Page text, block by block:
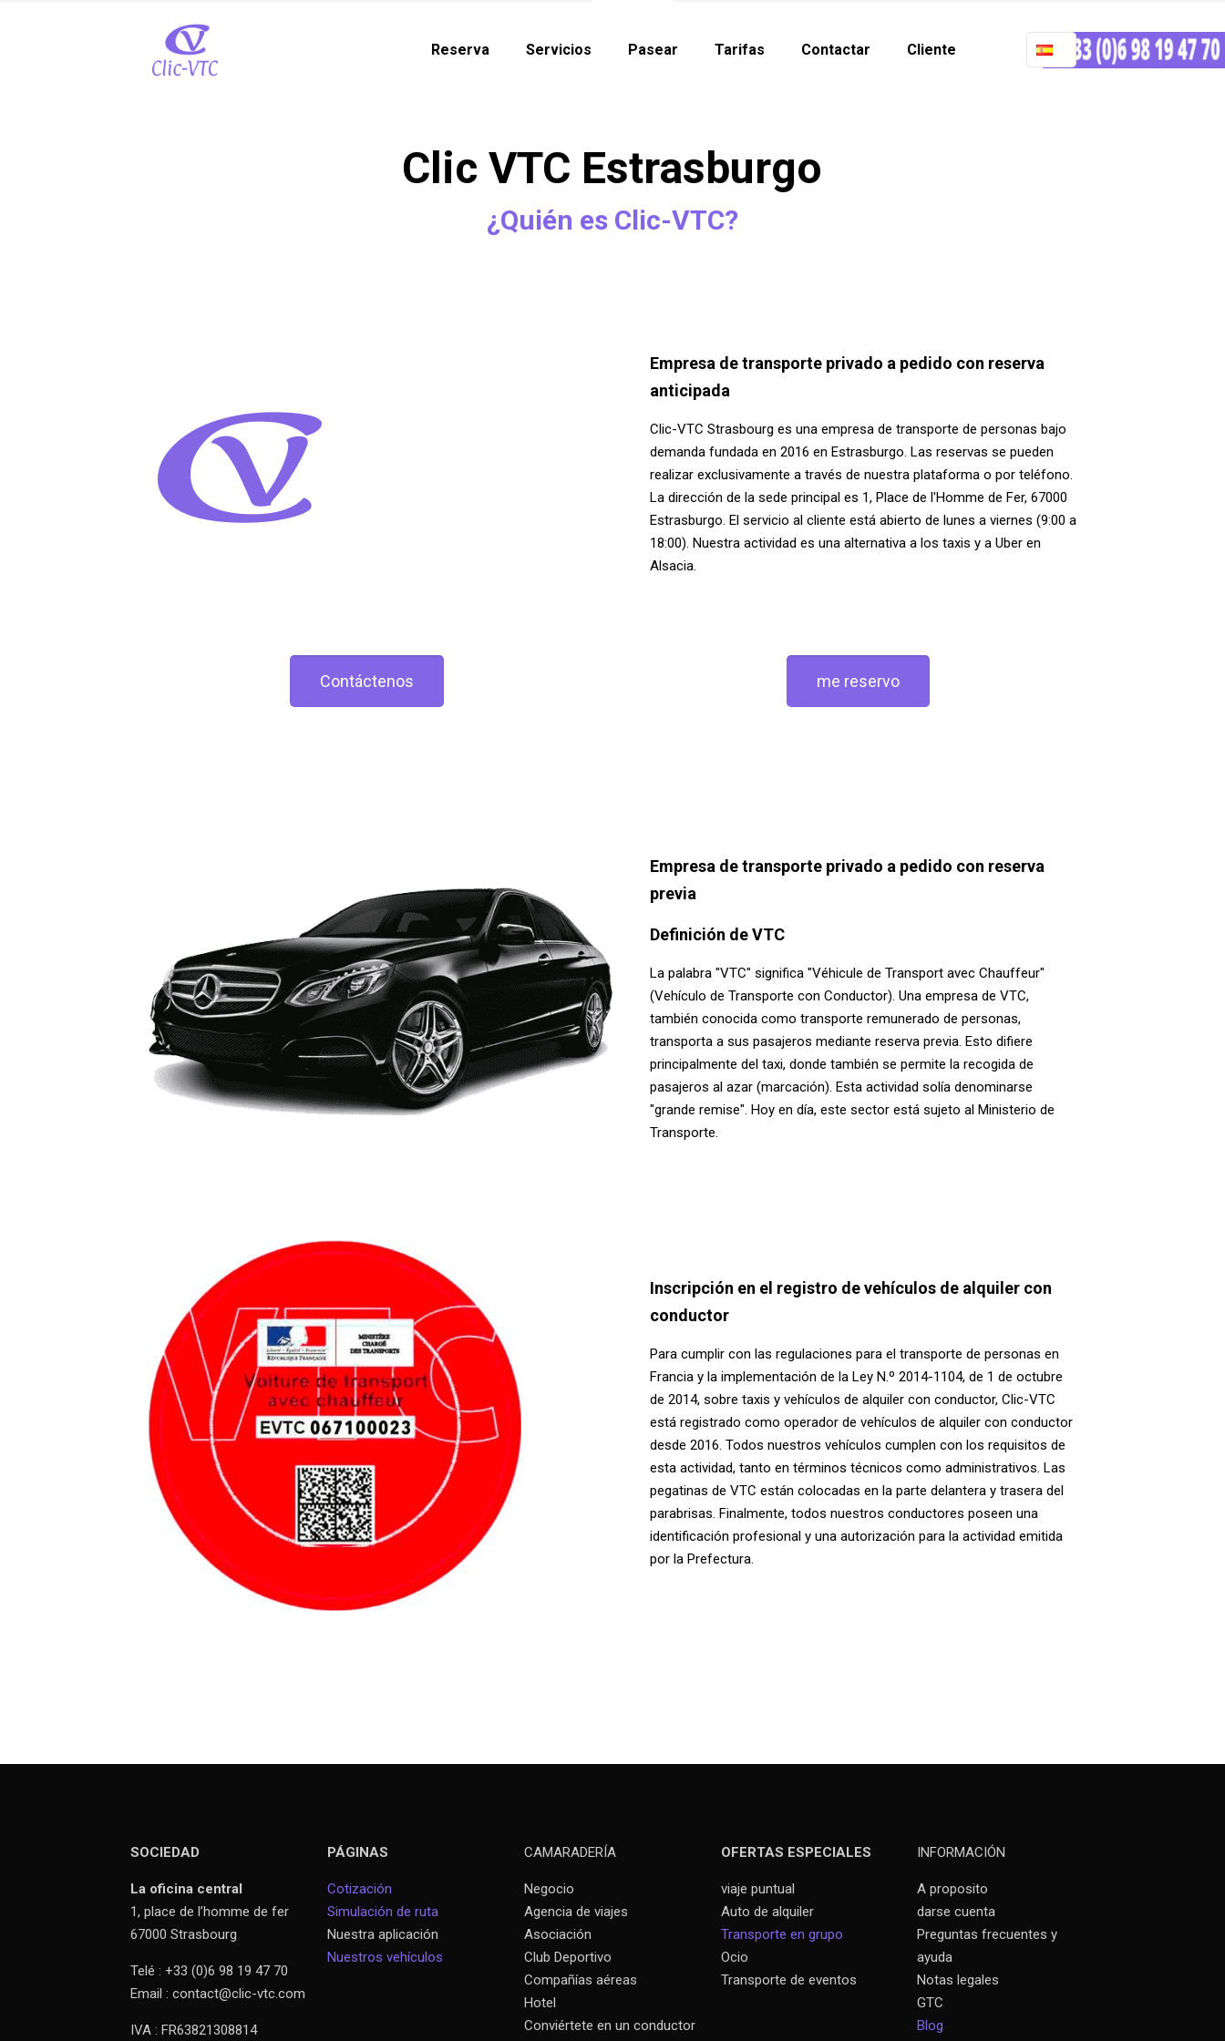
Reserva Servicios Pasear Tarifas Contactar Cliente
Clic VTC Estrasburgo
¿Quién es Clic-VTC?
Empresa de transporte privado a pedido con reserva
anticipada
Clic-VTC Strasbourg es una empresa de transporte de personas bajo
demanda fundada en 2016 en Estrasburgo. Las reservas se pueden
realizar exclusivamente a través de nuestra plataforma o por teléfono.
La dirección de la sede principal es 1, Place de l'Homme de Fer, 67000
Estrasburgo. El servicio al cliente está abierto de lunes a viernes (9:00 a
18:00). Nuestra actividad es una alternativa a los taxis y a Uber en
Alsacia.
Contáctenos me reservo
Empresa de transporte privado a pedido con reserva
previa
Definición de VTC
La palabra "VTC" significa "Véhicule de Transport avec Chauffeur"
(Vehículo de Transporte con Conductor). Una empresa de VTC,
también conocida como transporte remunerado de personas,
transporta a sus pasajeros mediante reserva previa. Esto difiere
principalmente del taxi, donde también se permite la recogida de
pasajeros al azar (marcación). Esta actividad solía denominarse
"grande remise". Hoy en día, este sector está sujeto al Ministerio de
Transporte.
Inscripción en el registro de vehículos de alquiler con
conductor
Para cumplir con las regulaciones para el transporte de personas en
Francia y la implementación de la Ley N.º 2014-1104, de 1 de octubre
de 2014, sobre taxis y vehículos de alquiler con conductor, Clic-VTC
está registrado como operador de vehículos de alquiler con conductor
desde 2016. Todos nuestros vehículos cumplen con los requisitos de
esta actividad, tanto en términos técnicos como administrativos. Las
pegatinas de VTC están colocadas en la parte delantera y trasera del
parabrisas. Finalmente, todos nuestros conductores poseen una
identificación profesional y una autorización para la actividad emitida
por la Prefectura.
SOCIEDAD
La oficina central
1, place de l’homme de fer
67000 Strasbourg
Telé : +33 (0)6 98 19 47 70
Email : contact@clic-vtc.com
IVA : FR63821308814
PÁGINAS
Cotización
Simulación de ruta
Nuestra aplicación
Nuestros vehículos
CAMARADERÍA
Negocio
Agencia de viajes
Asociación
Club Deportivo
Compañías aéreas
Hotel
Conviértete en un conductor
OFERTAS ESPECIALES
viaje puntual
Auto de alquiler
Transporte en grupo
Ocio
Transporte de eventos
INFORMACIÓN
A proposito
darse cuenta
Preguntas frecuentes y
ayuda
Notas legales
GTC
Blog